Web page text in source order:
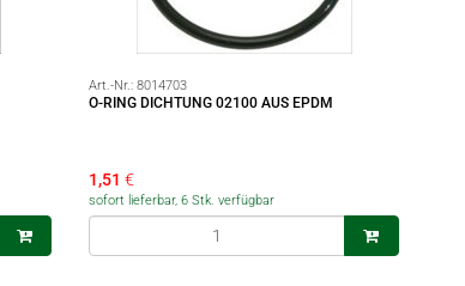
Art.-Nr.: 8014703
O-RING DICHTUNG 02100 AUS EPDM
1,51 €
sofort lieferbar, 6 Stk. verfügbar